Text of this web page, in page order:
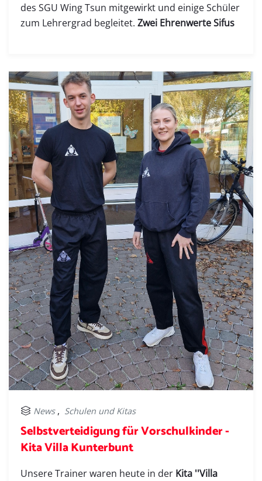
des SGU Wing Tsun mitgewirkt und einige Schüler
zum Lehrergrad begleitet. Zwei Ehrenwerte Sifus
News , Schulen und Kitas
Selbstverteidigung für Vorschulkinder -
Kita Villa Kunterbunt
Unsere Trainer waren heute in der Kita ''Villa